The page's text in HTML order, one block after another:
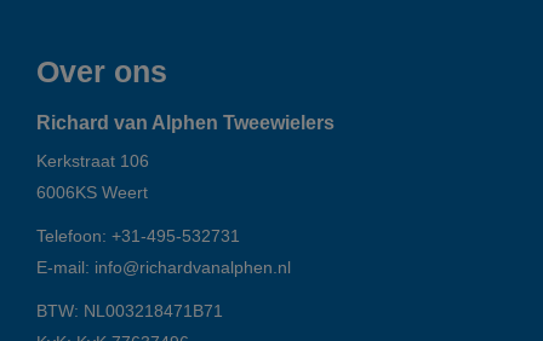
Over ons
Richard van Alphen Tweewielers
Kerkstraat 106
6006KS Weert
Telefoon: +31-495-532731
E-mail: info@richardvanalphen.nl
BTW: NL003218471B71